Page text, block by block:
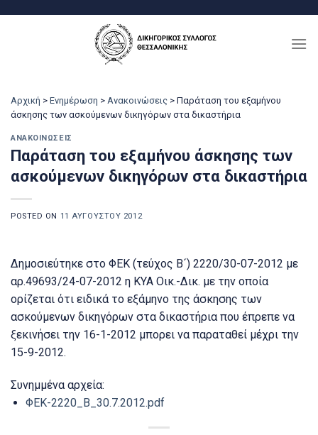
Αρχική > Ενημέρωση > Ανακοινώσεις > Παράταση του εξαμήνου
άσκησης των ασκούμενων δικηγόρων στα δικαστήρια
ΑΝΑΚΟΙΝΏΣΕΙΣ
Παράταση του εξαμήνου άσκησης των
ασκούμενων δικηγόρων στα δικαστήρια
POSTED ON 11 ΑΥΓΟΎΣΤΟΥ 2012
Δημοσιεύτηκε στο ΦΕΚ (τεύχος Β´) 2220/30-07-2012 με
αρ.49693/24-07-2012 η ΚΥΑ Οικ.-Δικ. με την οποία
ορίζεται ότι ειδικά το εξάμηνο της άσκησης των
ασκούμενων δικηγόρων στα δικαστήρια που έπρεπε να
ξεκινήσει την 16-1-2012 μπορει να παραταθεί μέχρι την
15-9-2012.
Συνημμένα αρχεία:
ΦΕΚ-2220_Β_30.7.2012.pdf